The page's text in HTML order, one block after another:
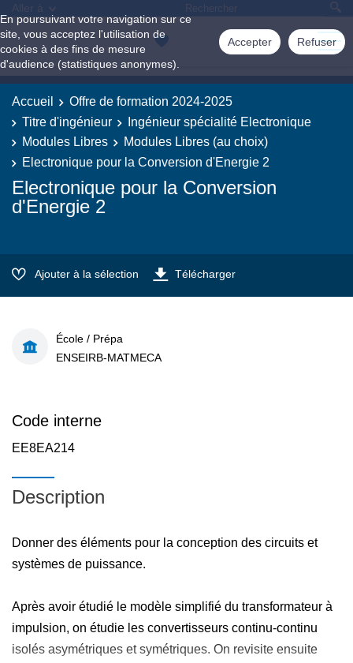
En poursuivant votre navigation sur ce
site, vous acceptez l'utilisation de
cookies à des fins de mesure
d'audience (statistiques anonymes).
Accepter Refuser
Aller à
Accueil
Offre de formation 2024-2025
Titre d'ingénieur
Ingénieur spécialité Electronique
Modules Libres
Modules Libres (au choix)
Electronique pour la Conversion d'Energie 2
Electronique pour la Conversion
d'Energie 2
Ajouter à la sélection Télécharger
École / Prépa
ENSEIRB-MATMECA
Code interne
EE8EA214
Description
Donner des éléments pour la conception des circuits et
systèmes de puissance.
Après avoir étudié le modèle simplifié du transformateur à
impulsion, on étudie les convertisseurs continu-continu
isolés asymétriques et symétriques. On revisite ensuite